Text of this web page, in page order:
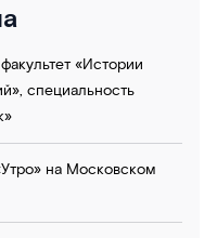
«Истории
специальность
на Московском